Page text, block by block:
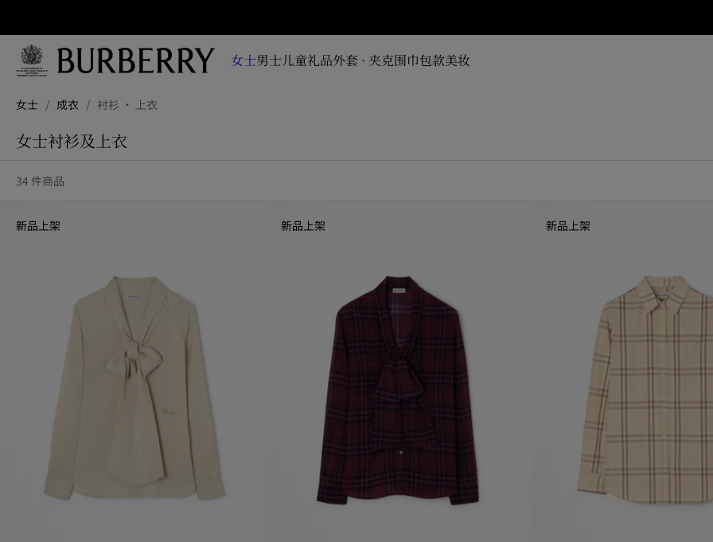
即时
掌握
品牌
系
广告
大片
计故
女士男士儿童礼品外套 · 夹克围巾包款美妆
女士 / 成衣 / 衬衫 · 上衣
女士衬衫及上衣
34 件商品
新品上架 新品上架 新品上架